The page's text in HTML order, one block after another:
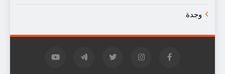
وجدة